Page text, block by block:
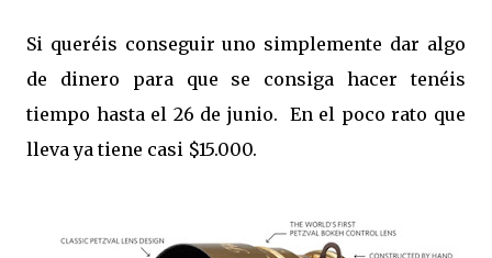
Si queréis conseguir uno simplemente dar algo
de dinero para que se consiga hacer tenéis
tiempo hasta el 26 de junio. En el poco rato que
lleva ya tiene casi $15.000.